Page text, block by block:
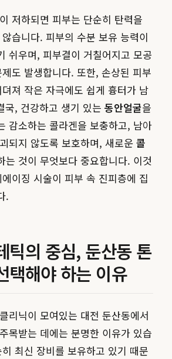
저하되면 피부는 단순히 탄력을
습니다. 피부의 수분 보유 능력이
쉬우며, 피부결이 거칠어지고 모공
도 발생합니다. 또한, 손상된 피부
져 작은 자극에도 쉽게 흉터가 남
국, 건강하고 생기 있는 동안얼굴을
감소하는 콜라겐을 보충하고, 남아
되지 않도록 보호하며, 새로운콜
는 것이 무엇보다 중요합니다. 이것
이징 시술이 피부 속 진피층에 집
.
틱의 중심, 둔산동 톤
택해야 하는 이유
리닉이 모여있는 대전 둔산동에서
목받는 데에는 분명한 이유가 있습
최신 장비를 보유하고 있기 때문